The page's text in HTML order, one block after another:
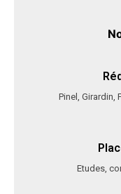
Pinel, Girardin,
Etudes,